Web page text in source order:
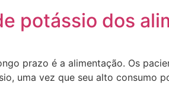
potássio dos
prazo é a alimentação. Os
uma vez que seu alto consumo